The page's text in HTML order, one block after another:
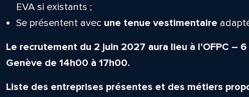
EVA si existants ;
Se présentent avec une tenue vestimentaire
Le recrutement du 2 juin 2027 aura lieu à l’OFPC –
Genève de 14h00 à 17h00.
Liste des entreprises présentes et des métiers